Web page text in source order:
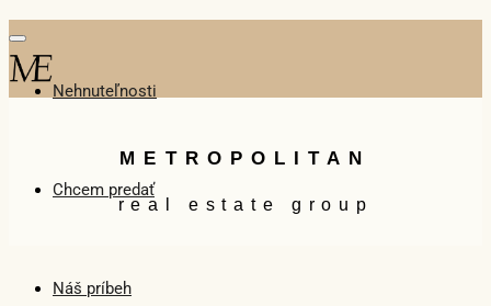
Nehnuteľnosti
Chcem predať
Náš príbeh
METROPOLITAN
real estate group